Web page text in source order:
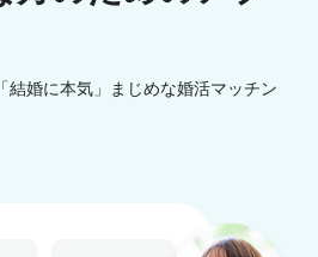
結婚に本気」まじめな婚活マッチン